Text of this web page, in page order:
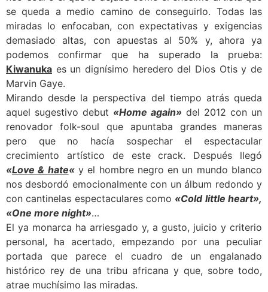
se queda a medio camino de conseguirlo. Todas las
miradas lo enfocaban, con expectativas y exigencias
demasiado altas, con apuestas al 50% y, ahora ya
podemos confirmar que ha superado la prueba:
Kiwanuka es un dignísimo heredero del Dios Otis y de
Marvin Gaye.
Mirando desde la perspectiva del tiempo atrás queda
aquel sugestivo debut «Home again» del 2012 con un
renovador folk-soul que apuntaba grandes maneras
pero que no hacía sospechar el espectacular
crecimiento artístico de este crack. Después llegó
«Love & hate«y el hombre negro en un mundo blanco
nos desbordó emocionalmente con un álbum redondo y
con cantinelas espectaculares como «Cold little heart»,
«One more night»…
El ya monarca ha arriesgado y, a gusto, juicio y criterio
personal, ha acertado, empezando por una peculiar
portada que parece el cuadro de un engalanado
histórico rey de una tribu africana y que, sobre todo,
atrae muchísimo las miradas.